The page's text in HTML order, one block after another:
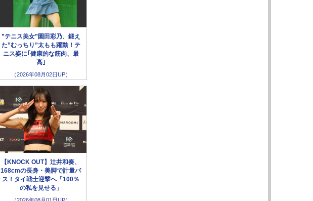
”テニス美女”園田彩乃、鍛え
た”むっちり”太もも躍動！テ
ニス姿に｢健康的な筋肉、最
高｣
（2026年08月02日UP）
【KNOCK OUT】辻井和奏、
168cmの長身・美脚で計量パ
ス！タイ戦士迎撃へ「100％
の私を見せる」